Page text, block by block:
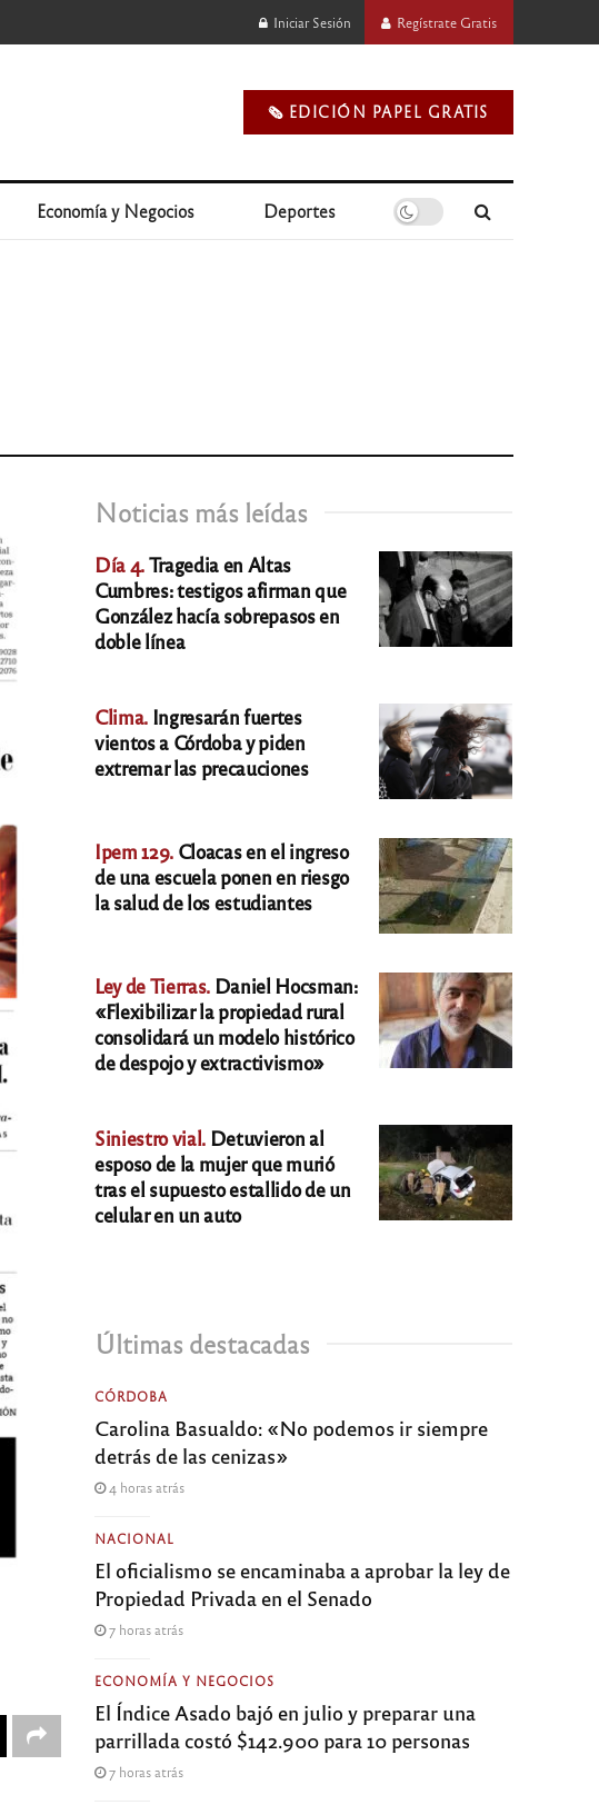
Iniciar Sesión Regístrate Gratis
🗞️ EDICIÓN PAPEL GRATIS
Economía y Negocios Deportes
Noticias más leídas
Día 4.Tragedia en Altas
Cumbres: testigos afirman que
González hacía sobrepasos en
doble línea
Clima. Ingresarán fuertes
vientos a Córdoba y piden
extremar las precauciones
Ipem 129. Cloacas en el ingreso
de una escuela ponen en riesgo
la salud de los estudiantes
Ley de Tierras. Daniel Hocsman:
«Flexibilizar la propiedad rural
consolidará un modelo histórico
de despojo y extractivismo»
Siniestro vial. Detuvieron al
esposo de la mujer que murió
tras el supuesto estallido de un
celular en un auto
Últimas destacadas
CÓRDOBA
Carolina Basualdo: «No podemos ir siempre
detrás de las cenizas»
4 horas atrás
NACIONAL
El oficialismo se encaminaba a aprobar la ley de
Propiedad Privada en el Senado
7 horas atrás
ECONOMÍA Y NEGOCIOS
El Índice Asado bajó en julio y preparar una
parrillada costó $142.900 para 10 personas
7 horas atrás